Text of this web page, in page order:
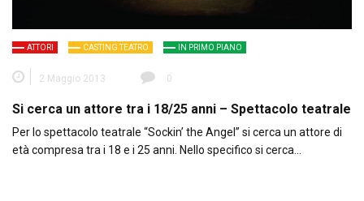
ATTORI CASTING TEATRO IN PRIMO PIANO
2 Maggio 2013 0
Si cerca un attore tra i 18/25 anni – Spettacolo teatrale
Per lo spettacolo teatrale “Sockin’ the Angel” si cerca un attore di
età compresa tra i 18 e i 25 anni. Nello specifico si cerca…